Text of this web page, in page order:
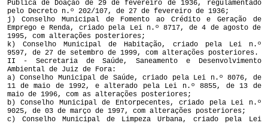
Pública de Doação de 29 de fevereiro de 1936, regulamentado
pelo Decreto n.º 202/107, de 27 de fevereiro de 1936;
j) Conselho Municipal de Fomento ao Crédito e Geração de
Emprego e Renda, criado pela Lei n.º 8717, de 4 de agosto de
1995, com alterações posteriores;
k) Conselho Municipal de Habitação, criado pela Lei n.º
9597, de 27 de setembro de 1999, com alterações posteriores.
II - Secretaria de Saúde, Saneamento e Desenvolvimento
Ambiental de Juiz de Fora:
a) Conselho Municipal de Saúde, criado pela Lei n.º 8076, de
11 de maio de 1992, e alterado pela Lei n.º 8855, de 13 de
maio de 1996, com as alterações posteriores;
b) Conselho Municipal de Entorpecentes, criado pela Lei n.º
9025, de 03 de março de 1997, com alterações posteriores;
c) Conselho Municipal de Limpeza Urbana, criado pela Lei